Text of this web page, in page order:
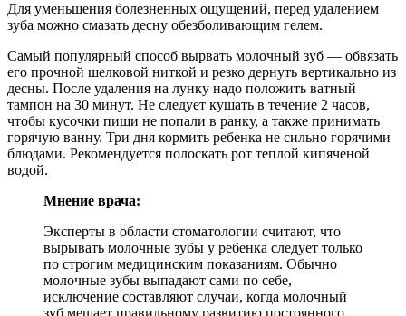
Для уменьшения болезненных ощущений, перед удалением
зуба можно смазать десну обезболивающим гелем.
Самый популярный способ вырвать молочный зуб — обвязать
его прочной шелковой ниткой и резко дернуть вертикально из
десны. После удаления на лунку надо положить ватный
тампон на 30 минут. Не следует кушать в течение 2 часов,
чтобы кусочки пищи не попали в ранку, а также принимать
горячую ванну. Три дня кормить ребенка не сильно горячими
блюдами. Рекомендуется полоскать рот теплой кипяченой
водой.
Мнение врача:
Эксперты в области стоматологии считают, что
вырывать молочные зубы у ребенка следует только
по строгим медицинским показаниям. Обычно
молочные зубы выпадают сами по себе,
исключение составляют случаи, когда молочный